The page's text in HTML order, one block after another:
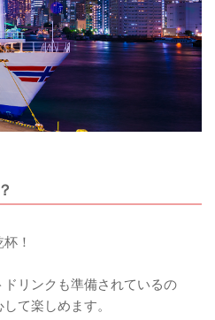
！
リンクも準備されているの
て楽しめます。